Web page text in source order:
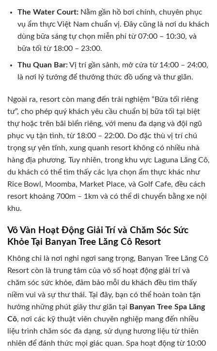
The Water Court:Nằm gần hồ bơi chính, chuyên phục
vụ ẩm thực Việt Nam chuẩn vị. Đây cũng là nơi du khách
dùng bữa sáng tự chọn miễn phí từ 07:00 – 10:30, và
bữa tối từ 18:00 – 23:00.
Thu Quan Bar:Vị trí gần sảnh, mở cửa từ 14:00 – 24:00,
là nơi lý tưởng để thưởng thức đồ uống và thư giãn.
Ngoài ra, resort còn mang đến trải nghiệm “Bữa tối riêng
tư”, cho phép quý khách yêu cầu chuẩn bị bữa tối tại biệt
thự hoặc trên bãi biển riêng, với menu đa dạng và đội ngũ
phục vụ tận tình, từ 18:00 – 22:00. Do đặc thù vị trí chú
trọng sự yên tĩnh, xung quanh resort không có nhiều nhà
hàng địa phương. Tuy nhiên, trong khu vực Laguna Lăng Cô,
du khách có thể tìm thấy các lựa chọn ẩm thực khác như
Rice Bowl, Moomba, Market Place, và Golf Cafe, đều cách
resort khoảng 700m – 1km và có thể di chuyển bằng xe nội
khu.
Vô Vàn Hoạt Động Giải Trí và Chăm Sóc Sức
Khỏe Tại Banyan Tree Lăng Cô Resort
Không chỉ là nơi nghỉ ngơi sang trọng, Banyan Tree Lăng Cô
Resort còn là trung tâm của vô số hoạt động giải trí và
chăm sóc sức khỏe, đảm bảo mỗi du khách đều tìm thấy
niềm vui và sự thư thái. Tại đây, bạn có thể hoàn toàn tận
hưởng những phút giây thư giãn tại Banyan Tree Spa Lăng
Cô, nơi các kỹ thuật viên chuyên nghiệp mang đến nhiều
liệu trình chăm sóc đa dạng, sử dụng hương liệu từ thiên
nhiên để đánh thức mọi giác quan. Spa hoạt động từ 10:00